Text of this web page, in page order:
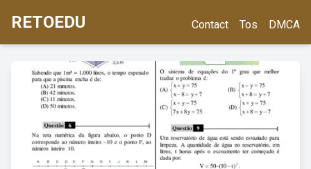
RETOEDU Contact Tos DMCA